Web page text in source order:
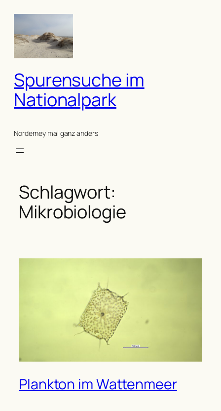
springen
Spurensuche im
Nationalpark
Norderney mal ganz anders
Schlagwort:
Mikrobiologie
Plankton im Wattenmeer